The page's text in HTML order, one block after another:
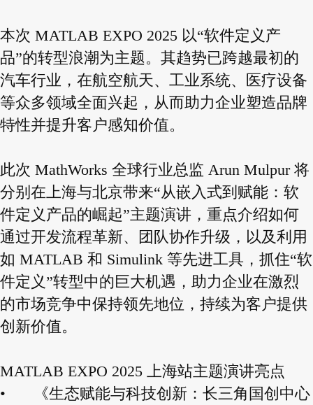
本次 MATLAB EXPO 2025 以“软件定义产
品”的转型浪潮为主题。其趋势已跨越最初的
汽车行业，在航空航天、工业系统、医疗设备
等众多领域全面兴起，从而助力企业塑造品牌
特性并提升客户感知价值。
此次 MathWorks 全球行业总监 Arun Mulpur 将
分别在上海与北京带来“从嵌入式到赋能：软
件定义产品的崛起”主题演讲，重点介绍如何
通过开发流程革新、团队协作升级，以及利用
如 MATLAB 和 Simulink 等先进工具，抓住“软
件定义”转型中的巨大机遇，助力企业在激烈
的市场竞争中保持领先地位，持续为客户提供
创新价值。
MATLAB EXPO 2025 上海站主题演讲亮点
•
《生态赋能与科技创新：长三角国创中心